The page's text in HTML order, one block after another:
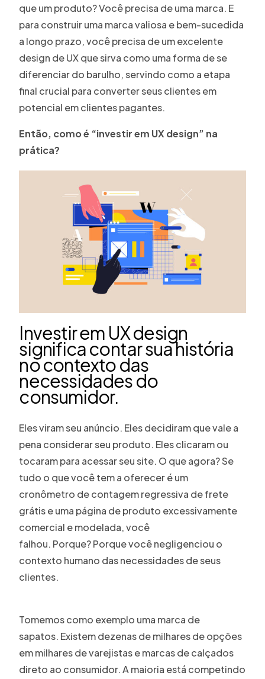
que um produto? Você precisa de uma marca. E
para construir uma marca valiosa e bem-sucedida
a longo prazo, você precisa de um excelente
design de UX que sirva como uma forma de se
diferenciar do barulho, servindo como a etapa
final crucial para converter seus clientes em
potencial em clientes pagantes.
Então, como é “investir em UX design” na
prática?
Investir em UX design
significa contar sua história
no contexto das
necessidades do
consumidor.
Eles viram seu anúncio. Eles decidiram que vale a
pena considerar seu produto. Eles clicaram ou
tocaram para acessar seu site. O que agora? Se
tudo o que você tem a oferecer é um
cronômetro de contagem regressiva de frete
grátis e uma página de produto excessivamente
comercial e modelada, você
falhou. Porque? Porque você negligenciou o
contexto humano das necessidades de seus
clientes.
Tomemos como exemplo uma marca de
sapatos. Existem dezenas de milhares de opções
em milhares de varejistas e marcas de calçados
direto ao consumidor. A maioria está competindo